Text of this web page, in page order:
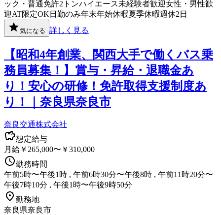
ック・普通免許2トンハイエース未経験者歓迎女性・男性歓
迎AT限定OK日勤のみ年末年始休暇夏季休暇週休2日
気になる 詳しく見る
【昭和4年創業、関西大手で働くバス乗
務員募集！】賞与・昇給・退職金あ
り！安心の研修！免許取得支援制度あ
り！｜奈良県奈良市
奈良交通株式会社
想定給与
月給￥265,000〜￥310,000
勤務時間
午前5時〜午後1時 , 午前6時30分〜午後8時 , 午前11時20分〜
午後7時10分 , 午後1時〜午後9時50分
勤務地
奈良県奈良市